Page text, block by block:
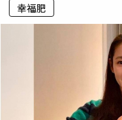
幸福肥